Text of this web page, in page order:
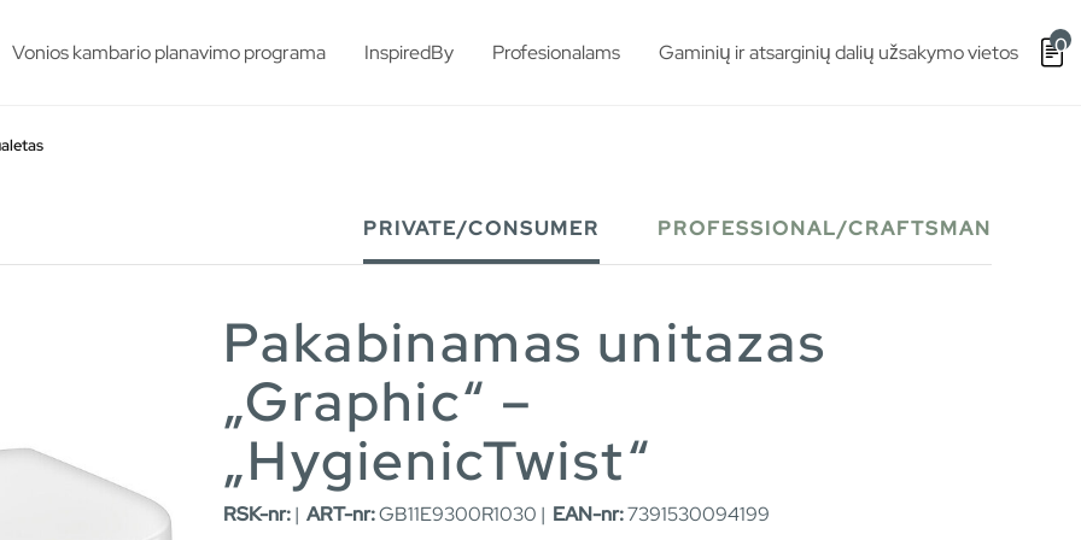
Vonios kambario planavimo programa InspiredBy Profesionalams Gaminių ir atsarginių dalių užsakymo vietos 0
PRIVATE/CONSUMER PROFESSIONAL/CRAFTSMAN
Pakabinamas unitazas
„Graphic“ –
„HygienicTwist“
RSK-nr:| ART-nr:GB11E9300R1030 | EAN-nr:7391530094199